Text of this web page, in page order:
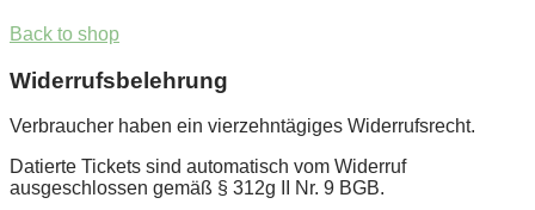
Back to shop
Widerrufsbelehrung
Verbraucher haben ein vierzehntägiges Widerrufsrecht.
Datierte Tickets sind automatisch vom Widerruf
ausgeschlossen gemäß § 312g II Nr. 9 BGB.